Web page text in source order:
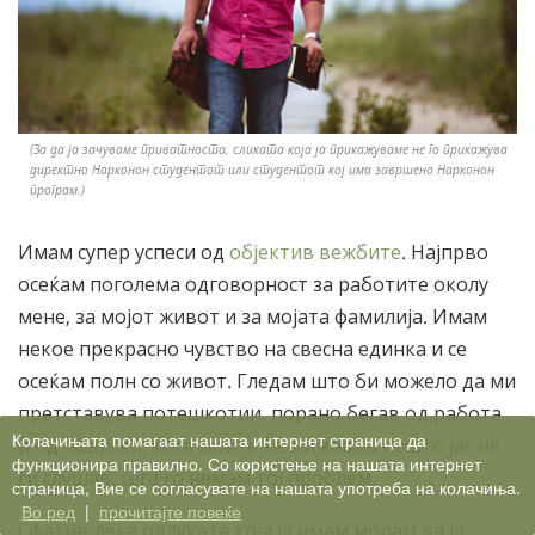
(За да ја зачуваме приватноста, сликата која ја прикажуваме не го прикажува
директно Нарконон студентот или студентот кој има завршено Нарконон
програм.)
Имам супер успеси од објектив вежбите. Најпрво
осеќам поголема одговорност за работите околу
мене, за мојот живот и за мојата фамилија. Имам
некое прекрасно чувство на свесна единка и се
осеќам полн со живот. Гледам што би можело да ми
претставува потешкотии, порано бегав од работа
и од обврски, кога моите ќе ми кажеа нешто јас не
ги слушав, сега го немам тој проблем.
Колачињата помагаат нашата интернет страница да
функционира правилно. Со користење на нашата интернет
страница, Вие се согласувате на нашата употреба на колачиња.
Во ред | прочитајте повеќе